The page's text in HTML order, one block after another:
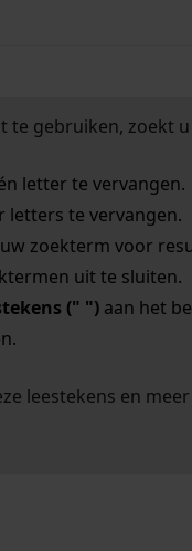
te gebruiken, zoekt
letter te vervangen.
letters te vervangen.
zoekterm voor
uit te sluiten.
(" ")aan het
leestekens en